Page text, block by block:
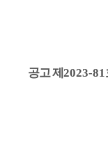
공고 제 2023-81